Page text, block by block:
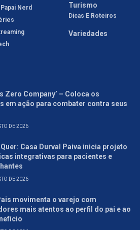
Papai Nerd
Turismo
Dicas E Roteiros
Variedades
Zero Company’ – Coloca os
em ação para combater contra seus
DE 2026
Casa Durval Paiva inicia projeto
integrativas para pacientes e
DE 2026
movimenta o varejo com
mais atentos ao perfil do pai e ao